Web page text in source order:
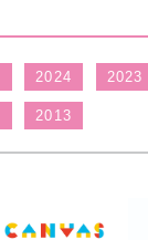
2024 2023
2013